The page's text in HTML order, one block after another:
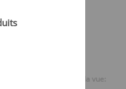
Sélectionner la vue: